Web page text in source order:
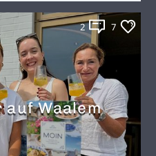
2 7
auf Waalem